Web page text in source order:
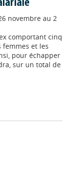
novembre au 2
comportant cinq
et les
pour échapper
sur un total de